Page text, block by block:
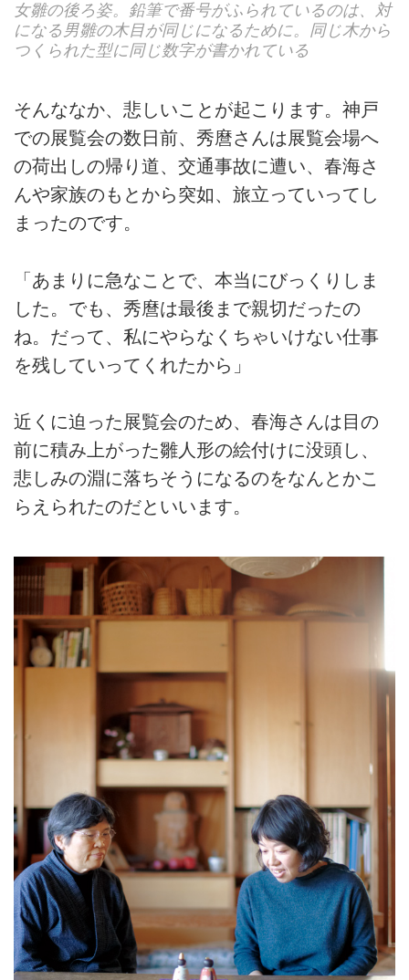
女雛の後ろ姿。鉛筆で番号がふられているのは、対
になる男雛の木目が同じになるために。同じ木から
つくられた型に同じ数字が書かれている
そんななか、悲しいことが起こります。神戸
での展覧会の数日前、秀麿さんは展覧会場へ
の荷出しの帰り道、交通事故に遭い、春海さ
んや家族のもとから突如、旅立っていってし
まったのです。
「あまりに急なことで、本当にびっくりしま
した。でも、秀麿は最後まで親切だったの
ね。だって、私にやらなくちゃいけない仕事
を残していってくれたから」
近くに迫った展覧会のため、春海さんは目の
前に積み上がった雛人形の絵付けに没頭し、
悲しみの淵に落ちそうになるのをなんとかこ
らえられたのだといいます。